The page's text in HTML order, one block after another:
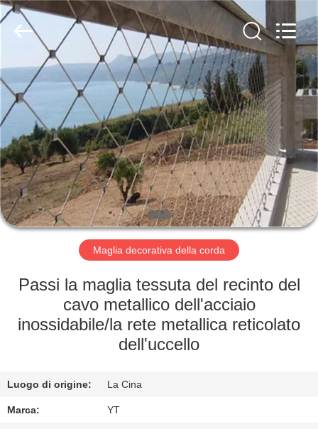
CASA
PRODOTTI
CIRCA
NOI
GIRO
FABBRICA
CONTROLLO
CONTATTICI
Anping
Yuntong
Metal
Mesh
Rights
Reserved.
Maglia decorativa della corda
Passi la maglia tessuta del recinto del
cavo metallico dell'acciaio
inossidabile/la rete metallica reticolato
dell'uccello
Luogo di origine: La Cina
Marca: YT